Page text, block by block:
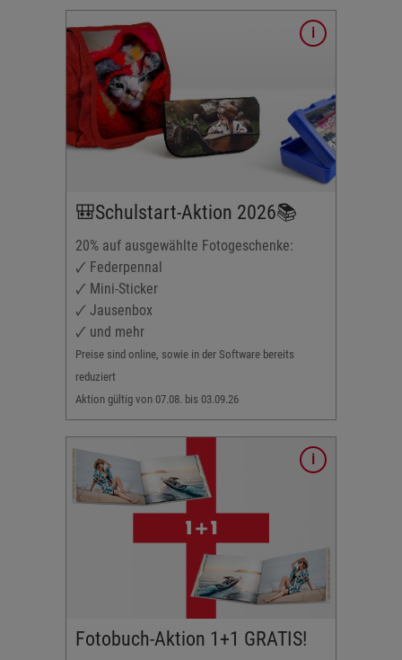
🎒Schulstart-Aktion 2026📚
20% auf ausgewählte Fotogeschenke:
🗸 Federpennal
🗸 Mini-Sticker
🗸 Jausenbox
🗸 und mehr
Preise sind online, sowie in der Software bereits
reduziert
Aktion gültig von 07.08. bis 03.09.26
Fotobuch-Aktion 1+1 GRATIS!